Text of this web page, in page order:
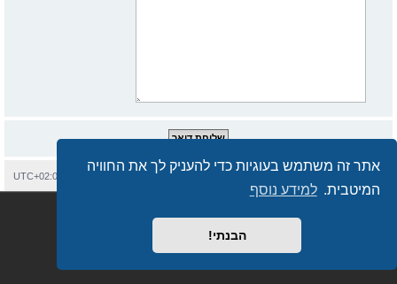
אתר זה משתמש בעוגיות כדי להעניק לך את החוויה
המיטבית. למידע נוסף
הבנתי!
UTC+02:00 מחיקת עוגיות
Revolution style by
מבוסס עלphpBB.co.il - פורומים בעברית . © 2017 - phpBB.co.il.